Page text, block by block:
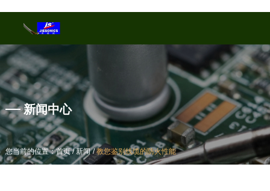
产品中心
您当前的位置：首页/新闻 /教您鉴别线缆的防火性能
新闻中心
您当前的位置：首页/新闻 /教您鉴别线缆的防火性能